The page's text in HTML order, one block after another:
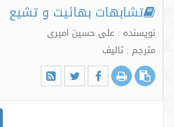
تشابهات بهائیت و تشیع
نویسنده : علی حسین امیری
مترجم : تالیف